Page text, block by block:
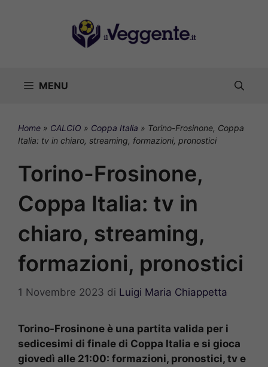
MENU
Home » CALCIO » Coppa Italia » Torino-Frosinone, Coppa
Italia: tv in chiaro, streaming, formazioni, pronostici
Torino-Frosinone,
Coppa Italia: tv in
chiaro, streaming,
formazioni, pronostici
1 Novembre 2023 di Luigi Maria Chiappetta
Torino-Frosinone è una partita valida per i
sedicesimi di finale di Coppa Italia e si gioca
giovedì alle 21:00: formazioni, pronostici, tv e